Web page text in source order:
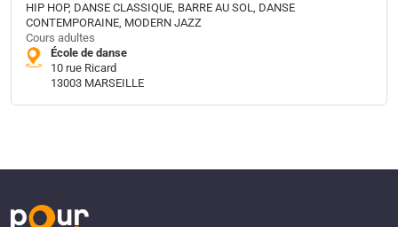
HIP HOP, DANSE CLASSIQUE, BARRE AU SOL, DANSE
CONTEMPORAINE, MODERN JAZZ
Cours adultes
École de danse
10 rue Ricard
13003 MARSEILLE